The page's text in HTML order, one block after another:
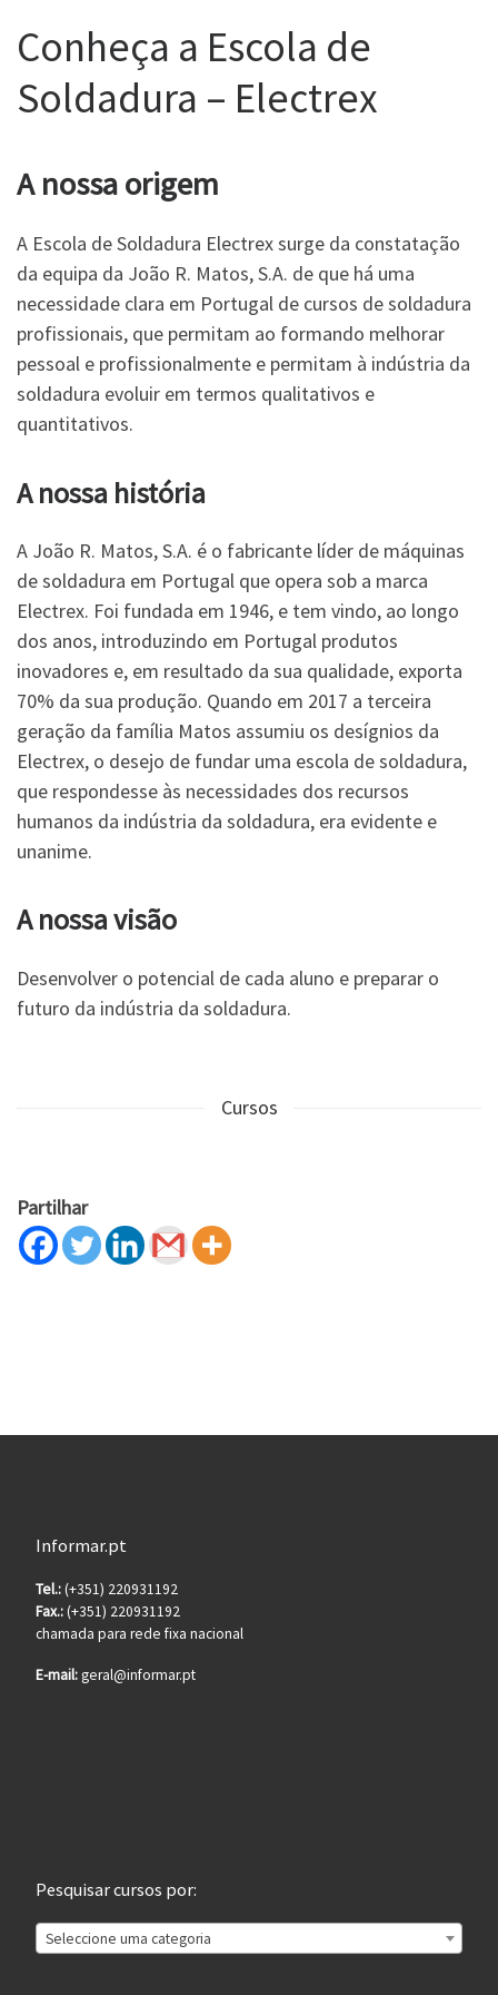
Conheça a Escola de
Soldadura – Electrex
Anossa origem
A Escola de Soldadura Electrex surge da constatação
da equipa da João R. Matos, S.A. de que há uma
necessidade clara em Portugal de cursos de soldadura
profissionais, que permitam ao formando melhorar
pessoal e profissionalmente e permitam à indústria da
soldadura evoluir em termos qualitativos e
quantitativos.
A nossa história
A João R. Matos, S.A. é o fabricante líder de máquinas
de soldadura em Portugal que opera sob a marca
Electrex. Foi fundada em 1946, e tem vindo, ao longo
dos anos, introduzindo em Portugal produtos
inovadores e, em resultado da sua qualidade, exporta
70% da sua produção. Quando em 2017 a terceira
geração da família Matos assumiu os desígnios da
Electrex, o desejo de fundar uma escola de soldadura,
que respondesse às necessidades dos recursos
humanos da indústria da soldadura, era evidente e
unanime.
A nossa visão
Desenvolver o potencial de cada aluno e preparar o
futuro da indústria da soldadura.
Cursos
Partilhar
Informar.pt
Tel.:(+351) 220931192
Fax.:(+351) 220931192
chamada para rede fixa nacional
E-mail:geral@informar.pt
Pesquisar cursos por:
Seleccione uma categoria